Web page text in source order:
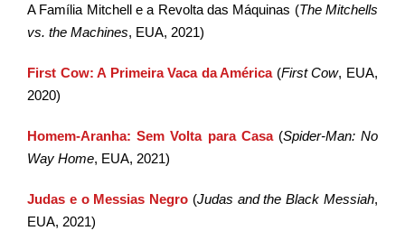
A Família Mitchell e a Revolta das Máquinas (The Mitchells
vs. the Machines, EUA, 2021)
First Cow: A Primeira Vaca da América(First Cow, EUA,
2020)
Homem-Aranha: Sem Volta para Casa(Spider-Man: No
Way Home, EUA, 2021)
Judas e o Messias Negro (Judas and the Black Messiah,
EUA, 2021)